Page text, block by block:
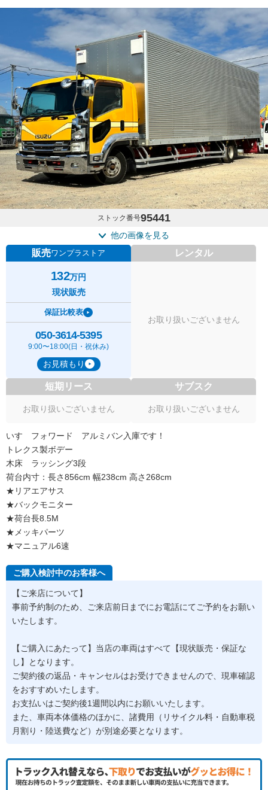
ストック番号95441
他の画像を見る
販売ワンプラストア
132万円
現状販売
保証比較表
050-3614-5395
9:00〜18:00(日・祝休み)
お見積もり
レンタル
お取り扱いございません
短期リース
お取り扱いございません
サブスク
お取り扱いございません
いすゞフォワード アルミバン入庫です！
トレクス製ボデー
木床 ラッシング3段
荷台内寸：長さ856cm 幅238cm 高さ268cm
★リアエアサス
★バックモニター
★荷台長8.5M
★メッキパーツ
★マニュアル6速
ご購入検討中のお客様へ
【ご来店について】
事前予約制のため、ご来店前日までにお電話にてご予約をお願い
いたします。
【ご購入にあたって】当店の車両はすべて【現状販売・保証な
し】となります。
ご契約後の返品・キャンセルはお受けできませんので、現車確認
をおすすめいたします。
お支払いはご契約後1週間以内にお願いいたします。
また、車両本体価格のほかに、諸費用（リサイクル料・自動車税
月割り・陸送費など）が別途必要となります。